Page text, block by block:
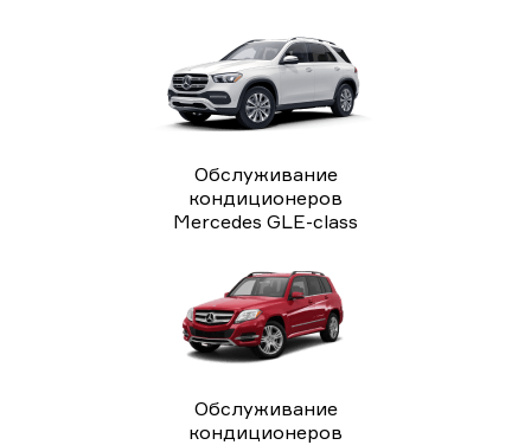
Обслуживание
кондиционеров
Mercedes GLE-class
Обслуживание
кондиционеров